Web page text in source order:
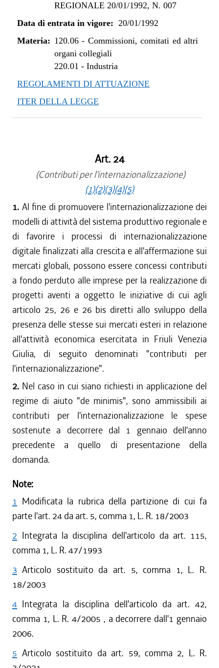
REGIONALE 20/01/1992, N. 007
Data di entrata in vigore: 20/01/1992
Materia: 120.06- Commissioni, comitati ed altri
organi collegiali
220.01 - Industria
REGOLAMENTI DI ATTUAZIONE
ITER DELLA LEGGE
Art. 24
(Contributi per l'internazionalizzazione)
(1)(2)(3)(4)(5)
1. Al fine di promuovere l'internazionalizzazione dei
modelli di attività del sistema produttivo regionale e
di favorire i processi di internazionalizzazione
digitale finalizzati alla crescita e all'affermazione sui
mercati globali, possono essere concessi contributi
a fondo perduto alle imprese per la realizzazione di
progetti aventi a oggetto le iniziative di cui agli
articolo 25, 26 e 26 bis diretti allo sviluppo della
presenza delle stesse sui mercati esteri in relazione
all'attività economica esercitata in Friuli Venezia
Giulia, di seguito denominati "contributi per
l'internazionalizzazione".
2. Nel caso in cui siano richiesti in applicazione del
regime di aiuto "de minimis", sono ammissibili ai
contributi per l'internazionalizzazione le spese
sostenute a decorrere dal 1 gennaio dell'anno
precedente a quello di presentazione della
domanda.
Note:
1 Modificata la rubrica della partizione di cui fa
parte l'art. 24 da art. 5, comma 1, L. R. 18/2003
2 Integrata la disciplina dell'articolo da art. 115,
comma 1, L. R. 47/1993
3 Articolo sostituito da art. 5, comma 1, L. R.
18/2003
4 Integrata la disciplina dell'articolo da art. 42,
comma 1, L. R. 4/2005 , a decorrere dall'1 gennaio
2006.
5 Articolo sostituito da art. 59, comma 2, L. R.